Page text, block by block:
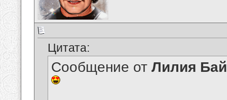
Цитата:
Сообщение от Лилия